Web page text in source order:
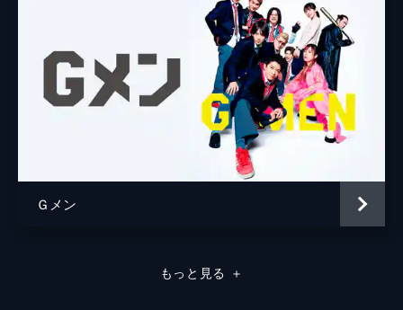
Ｇメン
もっと見る ＋